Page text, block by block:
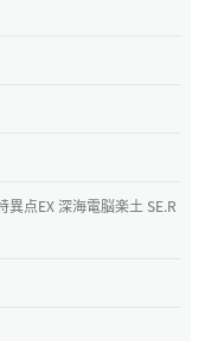
点EX 深海電脳楽土 SE.R